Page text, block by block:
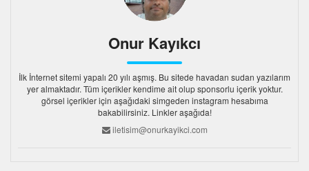
Onur Kayıkcı
İlk İnternet sitemi yapalı 20 yılı aşmış. Bu sitede havadan sudan yazılarım
yer almaktadır. Tüm içerikler kendime ait olup sponsorlu içerik yoktur.
görsel içerikler için aşağıdaki simgeden instagram hesabıma
bakabilirsiniz. Linkler aşağıda!
iletisim@onurkayikci.com